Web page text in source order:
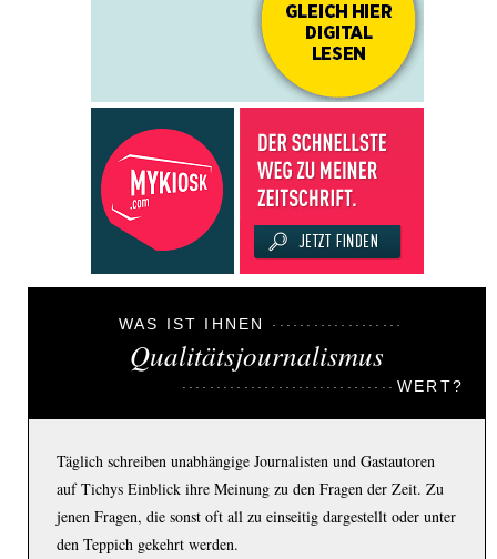
WAS IST IHNEN
Qualitätsjournalismus
WERT?
Täglich schreiben unabhängige Journalisten und Gastautoren
auf Tichys Einblick ihre Meinung zu den Fragen der Zeit. Zu
jenen Fragen, die sonst oft all zu einseitig dargestellt oder unter
den Teppich gekehrt werden.